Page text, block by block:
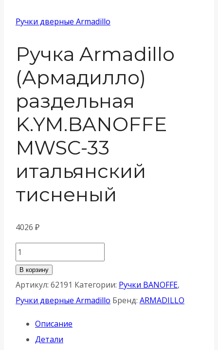
Ручки дверные Armadillo
Ручка Armadillo
(Армадилло)
раздельная
K.YM.BANOFFE
MWSC-33
итальянский
тисненый
4026 ₽
Количество
товара
Ручка
Armadillo
раздельная
K.YM.BANOFFE
В корзину
Артикул: 62191 Категории: Ручки BANOFFE,
Ручки дверные Armadillo Бренд: ARMADILLO
Описание
Детали